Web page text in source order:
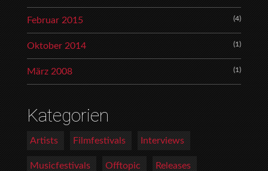
Februar 2015 (4)
Oktober 2014 (1)
März 2008 (1)
Kategorien
Artists Filmfestivals Interviews
Musicfestivals Offtopic Releases